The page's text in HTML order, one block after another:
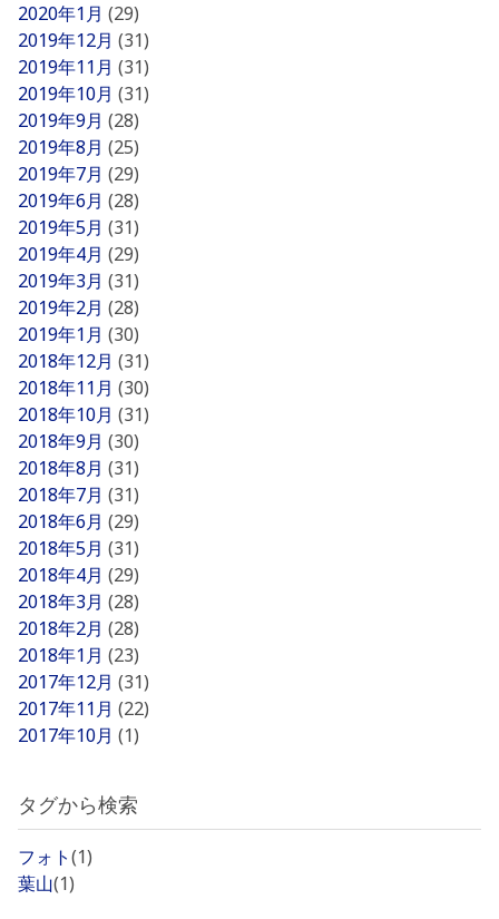
2020年1月 (29)
2019年12月 (31)
2019年11月 (31)
2019年10月 (31)
2019年9月 (28)
2019年8月 (25)
2019年7月 (29)
2019年6月 (28)
2019年5月 (31)
2019年4月 (29)
2019年3月 (31)
2019年2月 (28)
2019年1月 (30)
2018年12月 (31)
2018年11月 (30)
2018年10月 (31)
2018年9月 (30)
2018年8月 (31)
2018年7月 (31)
2018年6月 (29)
2018年5月 (31)
2018年4月 (29)
2018年3月 (28)
2018年2月 (28)
2018年1月 (23)
2017年12月 (31)
2017年11月 (22)
2017年10月 (1)
タグから検索
フォト(1)
葉山(1)